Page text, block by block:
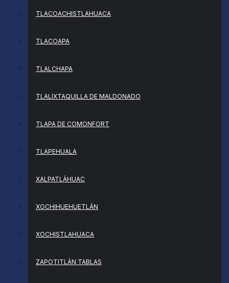
TLACOACHISTLAHUACA
TLACOAPA
TLALCHAPA
TLALIXTAQUILLA DE MALDONADO
TLAPA DE COMONFORT
TLAPEHUALA
XALPATLÁHUAC
XOCHIHUEHUETLÁN
XOCHISTLAHUACA
ZAPOTITLÁN TABLAS